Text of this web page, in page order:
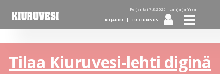
Perjantai 7.8.2026 - Lahja ja Yrsa
KIRJAUDU LUO TUNNUS
Tilaa Kiuruvesi-lehti diginä